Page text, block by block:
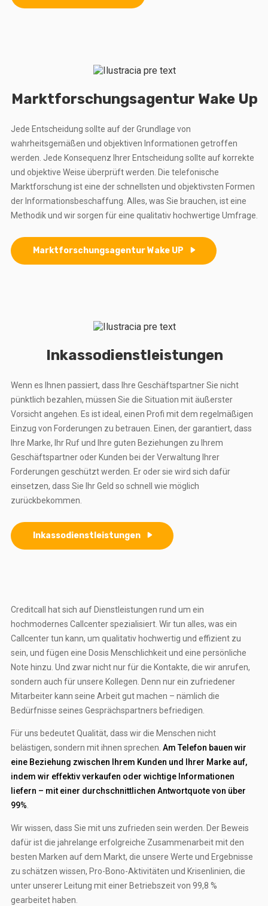
Marktforschungsagentur Wake Up
Jede Entscheidung sollte auf der Grundlage von
wahrheitsgemäßen und objektiven Informationen getroffen
werden. Jede Konsequenz Ihrer Entscheidung sollte auf korrekte
und objektive Weise überprüft werden. Die telefonische
Marktforschung ist eine der schnellsten und objektivsten Formen
der Informationsbeschaffung. Alles, was Sie brauchen, ist eine
Methodik und wir sorgen für eine qualitativ hochwertige Umfrage.
Marktforschungsagentur Wake UP
Inkassodienstleistungen
Wenn es Ihnen passiert, dass Ihre Geschäftspartner Sie nicht
pünktlich bezahlen, müssen Sie die Situation mit äußerster
Vorsicht angehen. Es ist ideal, einen Profi mit dem regelmäßigen
Einzug von Forderungen zu betrauen. Einen, der garantiert, dass
Ihre Marke, Ihr Ruf und Ihre guten Beziehungen zu Ihrem
Geschäftspartner oder Kunden bei der Verwaltung Ihrer
Forderungen geschützt werden. Er oder sie wird sich dafür
einsetzen, dass Sie Ihr Geld so schnell wie möglich
zurückbekommen.
Inkassodienstleistungen
Creditcall hat sich auf Dienstleistungen rund um ein
hochmodernes Callcenter spezialisiert. Wir tun alles, was ein
Callcenter tun kann, um qualitativ hochwertig und effizient zu
sein, und fügen eine Dosis Menschlichkeit und eine persönliche
Note hinzu. Und zwar nicht nur für die Kontakte, die wir anrufen,
sondern auch für unsere Kollegen. Denn nur ein zufriedener
Mitarbeiter kann seine Arbeit gut machen – nämlich die
Bedürfnisse seines Gesprächspartners befriedigen.
Für uns bedeutet Qualität, dass wir die Menschen nicht
belästigen, sondern mit ihnen sprechen. Am Telefon bauen wir
eine Beziehung zwischen Ihrem Kunden und Ihrer Marke auf,
indem wir effektiv verkaufen oder wichtige Informationen
liefern – mit einer durchschnittlichen Antwortquote von über
99%
Wir wissen, dass Sie mit uns zufrieden sein werden. Der Beweis
dafür ist die jahrelange erfolgreiche Zusammenarbeit mit den
besten Marken auf dem Markt, die unsere Werte und Ergebnisse
zu schätzen wissen, Pro-Bono-Aktivitäten und Krisenlinien, die
unter unserer Leitung mit einer Betriebszeit von 99,8 %
gearbeitet haben.